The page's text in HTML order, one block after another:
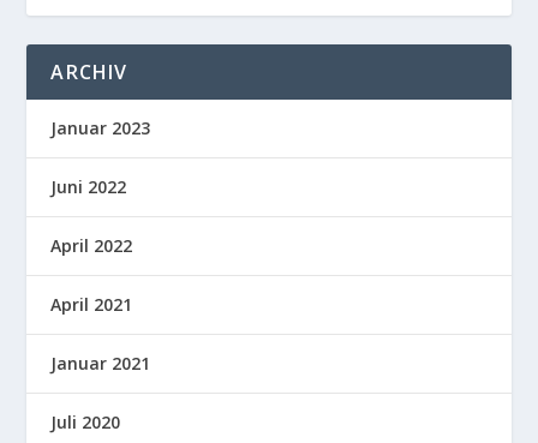
ARCHIV
Januar 2023
Juni 2022
April 2022
April 2021
Januar 2021
Juli 2020